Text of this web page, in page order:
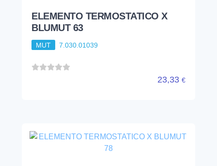
ELEMENTO TERMOSTATICO X
BLUMUT 63
MUT 7.030.01039
23,33 €